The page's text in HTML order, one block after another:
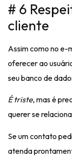
# 6
cliente
Assim como no e-
oferecer ao
seu banco de
É triste, mas é
querer se
Se um contato
atenda